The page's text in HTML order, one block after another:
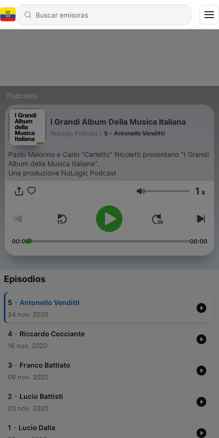
Podcasts
I Grandi Album Della Musica Italiana
NoLogic Podcast 5 - Antonello Venditti
Paolo Maiorino e Carlo "Carletto" Nicoletti presentano "I Grandi
Album della Musica Italiana".
Una produzione NoLogic Podcast
Volumen 1 x
00:00 00:00
Episodios
5 - Antonello Venditti
24 nov. 2020
4 - Riccardo Cocciante
16 nov. 2020
3 - Franco Battiato
09 nov. 2020
2 - Lucio Battisti
03 nov. 2020
1 - Lucio Dalla